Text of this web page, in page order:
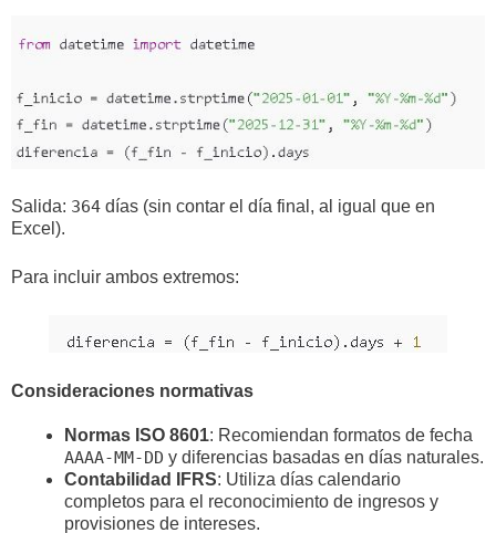
Salida: 364 días (sin contar el día final, al igual que en
Excel).
Para incluir ambos extremos:
Consideraciones normativas
Normas ISO 8601: Recomiendan formatos de fecha
AAAA-MM-DD y diferencias basadas en días naturales.
Contabilidad IFRS: Utiliza días calendario
completos para el reconocimiento de ingresos y
provisiones de intereses.